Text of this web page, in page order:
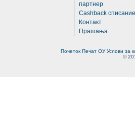
партнер
Cashback списание
Контакт
Прашања
Почеток Печат ОУ Услови за
©